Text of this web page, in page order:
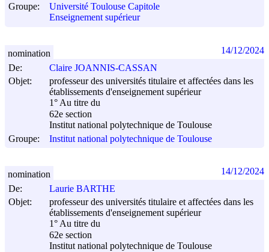
Groupe:
Université Toulouse Capitole
Enseignement supérieur
De:
Claire JOANNIS-CASSAN
Objet:
professeur des universités titulaire et affectées dans les
établissements d'enseignement supérieur
1° Au titre du
62e section
Institut national polytechnique de Toulouse
Groupe:
Institut national polytechnique de Toulouse
nomination 14/12/2024
De:
Laurie BARTHE
Objet:
professeur des universités titulaire et affectées dans les
établissements d'enseignement supérieur
1° Au titre du
62e section
Institut national polytechnique de Toulouse
nomination 14/12/2024